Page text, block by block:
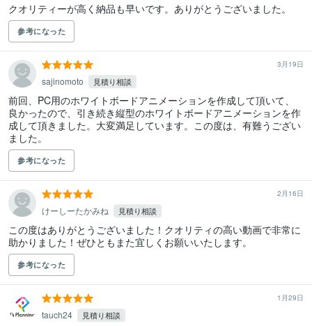
クオリティーが高く納品も早いです。ありがとうございました。
参考になった
3月19日
sajinomoto 見積り相談
前回、PC用のホワイトボードアニメーションを作成して頂いて、
良かったので、引き続き縦型のホワイトボードアニメーションを作
成して頂きました。大変満足しています。この度は、有難うござい
ました。
参考になった
2月16日
けーしーたかみね 見積り相談
この度はありがとうございました！クオリティの高い動画で非常に
助かりました！ぜひともまた宜しくお願いいたします。
参考になった
1月29日
tauch24 見積り相談